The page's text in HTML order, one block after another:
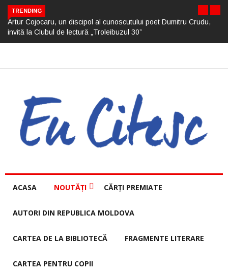
TRENDING
Artur Cojocaru, un discipol al cunoscutului poet Dumitru Crudu,
invită la Clubul de lectură „Troleibuzul 30”
ACASA NOUTĂȚI CĂRȚI PREMIATE
AUTORI DIN REPUBLICA MOLDOVA
CARTEA DE LA BIBLIOTECĂ FRAGMENTE LITERARE
CARTEA PENTRU COPII